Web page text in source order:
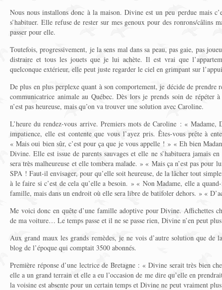
Nous nous installons donc à la maison. Divine est un peu perdue mais
s’habituer. Elle refuse de rester sur mes genoux pour des ronrons/câlins
passer pour elle.
Toutefois, progressivement, je la sens mal dans sa peau, pas gaie, pas
distraire et tous les jouets que je lui achète. Il est vrai que
quelconque extérieur, elle peut juste regarder le ciel en grimpant sur
De plus en plus perplexe quant à son comportement, je décide de prendre
communicatrice animale au Québec. Dès lors je prends soin de répéter
n’est pas heureuse, mais qu’on va trouver une solution avec Caroline.
L’heure du rendez-vous arrive. Premiers mots de Caroline : « Madame,
impatience, elle est contente que vous l’ayez pris. Êtes-vous prête à
« Mais oui bien sûr, c’est pour ça que je vous appelle ! » « Eh bien
Divine. Elle est issue de parents sauvages et elle ne s’habituera jamais
sera très malheureuse et elle tombera malade. » « Mais ça n’est pas pour
SPA ! Faut-il envisager, pour qu’elle soit heureuse, de la lâcher tout
à le faire si c’est de cela qu’elle a besoin. » « Non Madame, elle a
famille, mais dans un endroit où elle sera libre de batifoler dehors. » «
Me voici donc en quête d’une famille adoptive pour Divine. Affichettes
de ma voiture… Le temps passe et il ne se passe rien, Divine n’en peut
Aux grand maux les grands remèdes, je ne vois d’autre solution que de
blog de l’époque qui comptait 3500 abonnés.
Première réponse d’une lectrice de Bretagne : « Divine serait très bien
elle a un grand terrain et elle a eu l’occasion de me dire qu’elle en
la voisine est absente pour un certain temps et Divine ne peut vraiment